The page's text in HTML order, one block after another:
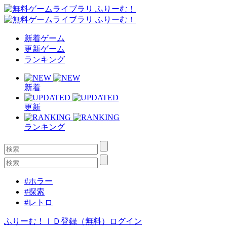
新着ゲーム
更新ゲーム
ランキング
新着
更新
ランキング
#ホラー
#探索
#レトロ
ふりーむ！ＩＤ登録（無料） ログイン